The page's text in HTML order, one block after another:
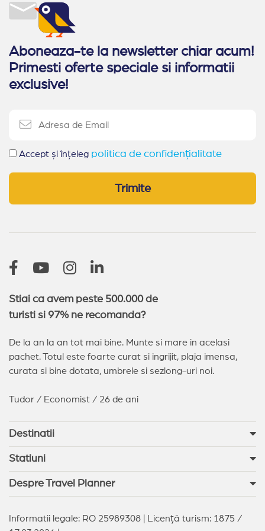
Recomand Travelplanner:
Profesionalismul ii descrie perfect.
Aboneaza-te la newsletter chiar acum!
Primesti oferte speciale si informatii
exclusive!
Accept și înțeleg politica de confidențialitate
Trimite
Stiai ca avem peste 500.000 de
turisti si 97% ne recomanda?
De la an la an tot mai bine. Munte si mare in acelasi
pachet. Totul este foarte curat si ingrijit, plaja imensa,
curata si bine dotata, umbrele si sezlong-uri noi.
Tudor / Economist / 26 de ani
Destinatii
Statiuni
Despre Travel Planner
Informatii legale: RO 25989308 | Licență turism: 1875 /